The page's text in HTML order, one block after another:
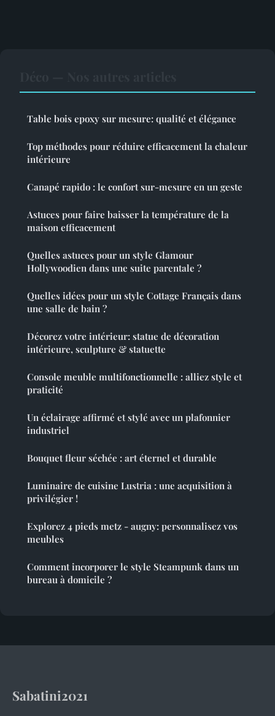
Table bois epoxy sur mesure: qualité et élégance
Top méthodes pour réduire efficacement la chaleur
intérieure
Canapé rapido : le confort sur-mesure en un geste
Astuces pour faire baisser la température de la
maison efficacement
Quelles astuces pour un style Glamour
Hollywoodien dans une suite parentale ?
Quelles idées pour un style Cottage Français dans
une salle de bain ?
Décorez votre intérieur: statue de décoration
intérieure, sculpture & statuette
Console meuble multifonctionnelle : alliez style et
praticité
Un éclairage affirmé et stylé avec un plafonnier
industriel
Bouquet fleur séchée : art éternel et durable
Luminaire de cuisine Lustria : une acquisition à
privilégier !
Explorez 4 pieds metz - augny: personnalisez vos
meubles
Comment incorporer le style Steampunk dans un
bureau à domicile ?
Sabatini2021